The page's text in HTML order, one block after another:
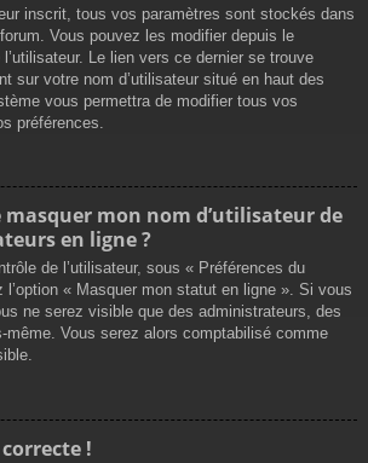
inscrit, tous vos paramètres sont stockés dans
Vous pouvez les modifier depuis le
Le lien vers ce dernier se trouve
sur votre nom d’utilisateur situé en haut des
vous permettra de modifier tous vos
préférences.
mon nom d’utilisateur de
en ligne ?
de l’utilisateur, sous « Préférences du
« Masquer mon statut en ligne ». Si vous
ne serez visible que des administrateurs, des
même. Vous serez alors comptabilisé comme
correcte !